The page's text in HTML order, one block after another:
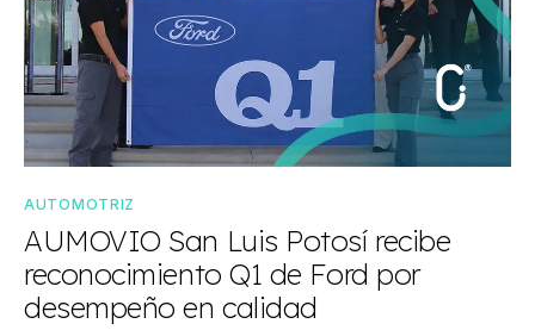
AUTOMOTRIZ
AUMOVIO San Luis Potosí recibe
reconocimiento Q1 de Ford por
desempeño en calidad